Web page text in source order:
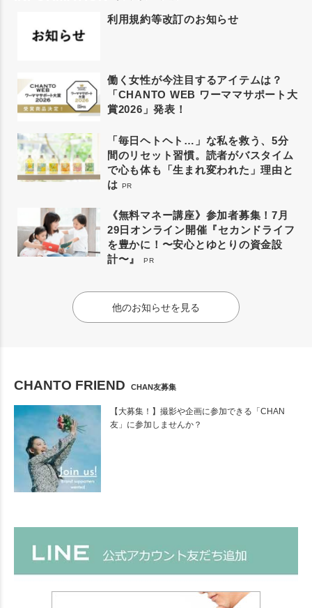
利用規約等改訂のお知らせ
働く女性が今注目するアイテムは？
「CHANTO WEB ワーママサポート大
賞2026」発表！
「毎日ヘトヘト…」な私を救う、5分
間のリセット習慣。読者がバスタイム
で心も体も「生まれ変われた」理由と
は
PR
《無料マネー講座》参加者募集！7月
29日オンライン開催『セカンドライフ
を豊かに！〜安心とゆとりの資金設
計〜』
PR
他のお知らせを見る
CHANTO FRIEND CHAN友募集
【大募集！】撮影や企画に参加できる「CHAN
友」に参加しませんか？